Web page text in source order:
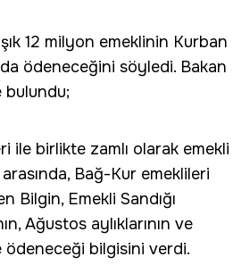
12 milyon emeklinin Kurban
ödeneceğini söyledi. Bakan
bulundu;
ile birlikte zamlı olarak emekli
Bağ-Kur emeklileri
Bilgin, Emekli Sandığı
Ağustos aylıklarının ve
ödeneceği bilgisini verdi.